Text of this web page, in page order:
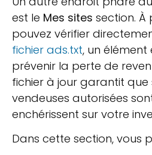
est le Mes sites section. À
pouvez vérifier
fichier ads.txt, un élément
prévenir la perte de
fichier à jour garantit que
vendeuses autorisées
enchérissent sur votre
Dans cette section, vous